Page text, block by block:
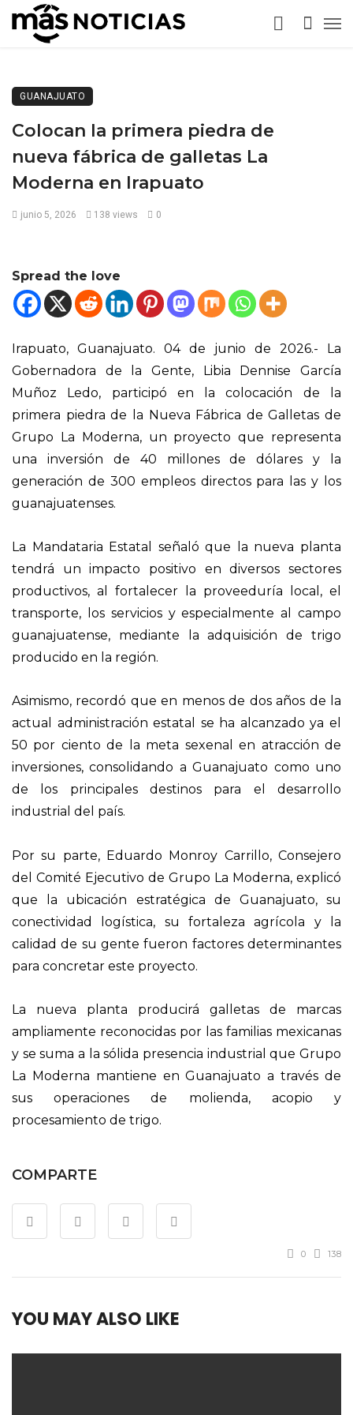
GUANAJUATO
Colocan la primera piedra de
nueva fábrica de galletas La
Moderna en Irapuato
junio 5, 2026 138 views 0
Spread the love
Irapuato, Guanajuato. 04 de junio de 2026.- La
Gobernadora de la Gente, Libia Dennise García
Muñoz Ledo, participó en la colocación de la
primera piedra de la Nueva Fábrica de Galletas de
Grupo La Moderna, un proyecto que representa
una inversión de 40 millones de dólares y la
generación de 300 empleos directos para las y los
guanajuatenses.
La Mandataria Estatal señaló que la nueva planta
tendrá un impacto positivo en diversos sectores
productivos, al fortalecer la proveeduría local, el
transporte, los servicios y especialmente al campo
guanajuatense, mediante la adquisición de trigo
producido en la región.
Asimismo, recordó que en menos de dos años de la
actual administración estatal se ha alcanzado ya el
50 por ciento de la meta sexenal en atracción de
inversiones, consolidando a Guanajuato como uno
de los principales destinos para el desarrollo
industrial del país.
Por su parte, Eduardo Monroy Carrillo, Consejero
del Comité Ejecutivo de Grupo La Moderna, explicó
que la ubicación estratégica de Guanajuato, su
conectividad logística, su fortaleza agrícola y la
calidad de su gente fueron factores determinantes
para concretar este proyecto.
La nueva planta producirá galletas de marcas
ampliamente reconocidas por las familias mexicanas
y se suma a la sólida presencia industrial que Grupo
La Moderna mantiene en Guanajuato a través de
sus operaciones de molienda, acopio y
procesamiento de trigo.
COMPARTE
0 138
YOU MAY ALSO LIKE